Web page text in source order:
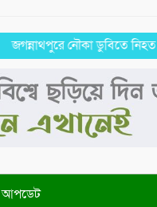
নৌকা ডুবিতে নিহত
আপডেট